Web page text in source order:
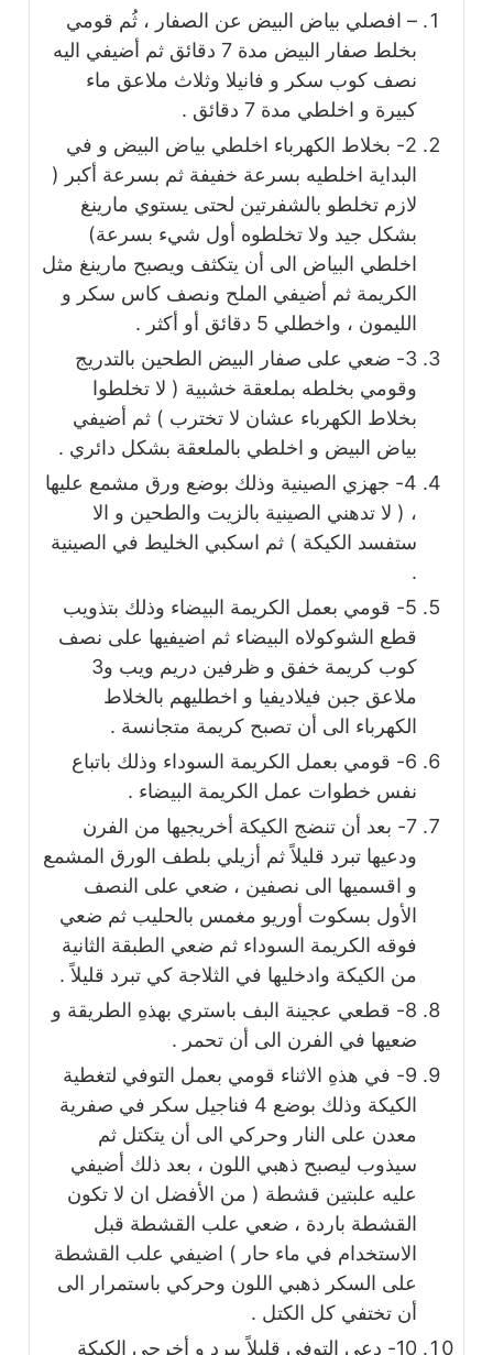
– افصلي بياض البيض عن الصفار ، ثُم قومي
بخلط صفار البيض مدة 7 دقائق ثم أضيفي اليه
نصف كوب سكر و فانيلا وثلاث ملاعق ماء
كبيرة و اخلطي مدة 7 دقائق .
2- بخلاط الكهرباء اخلطي بياض البيض و في
البداية اخلطيه بسرعة خفيفة ثم بسرعة أكبر (
لازم تخلطو بالشفرتين لحتى يستوي مارينغ
بشكل جيد ولا تخلطوه أول شيء بسرعة)
اخلطي البياض الى أن يتكثف ويصبح مارينغ مثل
الكريمة ثم أضيفي الملح ونصف كاس سكر و
الليمون ، واخطلي 5 دقائق أو أكثر .
3- ضعي على صفار البيض الطحين بالتدريج
وقومي بخلطه بملعقة خشبية ( لا تخلطوا
بخلاط الكهرباء عشان لا تخترب ) ثم أضيفي
بياض البيض و اخلطي بالملعقة بشكل دائري .
4- جهزي الصينية وذلك بوضع ورق مشمع عليها
، ( لا تدهني الصينية بالزيت والطحين و الا
ستفسد الكيكة ) ثم اسكبي الخليط في الصينية
.
5- قومي بعمل الكريمة البيضاء وذلك بتذويب
قطع الشوكولاه البيضاء ثم اضيفيها على نصف
كوب كريمة خفق و ظرفين دريم ويب و3
ملاعق جبن فيلاديفيا و اخطليهم بالخلاط
الكهرباء الى أن تصبح كريمة متجانسة .
6- قومي بعمل الكريمة السوداء وذلك باتباع
نفس خطوات عمل الكريمة البيضاء .
7- بعد أن تنضج الكيكة أخريجيها من الفرن
ودعيها تبرد قليلاً ثم أزيلي بلطف الورق المشمع
و اقسميها الى نصفين ، ضعي على النصف
الأول بسكوت أوريو مغمس بالحليب ثم ضعي
فوقه الكريمة السوداء ثم ضعي الطبقة الثانية
من الكيكة وادخليها في الثلاجة كي تبرد قليلاً .
8- قطعي عجينة البف باستري بهذهِ الطريقة و
ضعيها في الفرن الى أن تحمر .
9- في هذهِ الاثناء قومي بعمل التوفي لتغطية
الكيكة وذلك بوضع 4 فناجيل سكر في صفرية
معدن على النار وحركي الى أن يتكتل ثم
سيذوب ليصبح ذهبي اللون ، بعد ذلك أضيفي
عليه علبتين قشطة ( من الأفضل ان لا تكون
القشطة باردة ، ضعي علب القشطة قبل
الاستخدام في ماء حار ) اضيفي علب القشطة
على السكر ذهبي اللون وحركي باستمرار الى
أن تختفي كل الكتل .
10- دعي التوفي قليلاً يبرد و أخرجي الكيكة